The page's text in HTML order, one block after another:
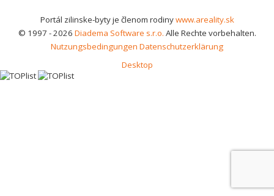
Portál zilinske-byty je členom rodinywww.areality.sk
© 1997 - 2026 Diadema Software s.r.o. Alle Rechte vorbehalten.
Nutzungsbedingungen Datenschutzerklärung
Desktop